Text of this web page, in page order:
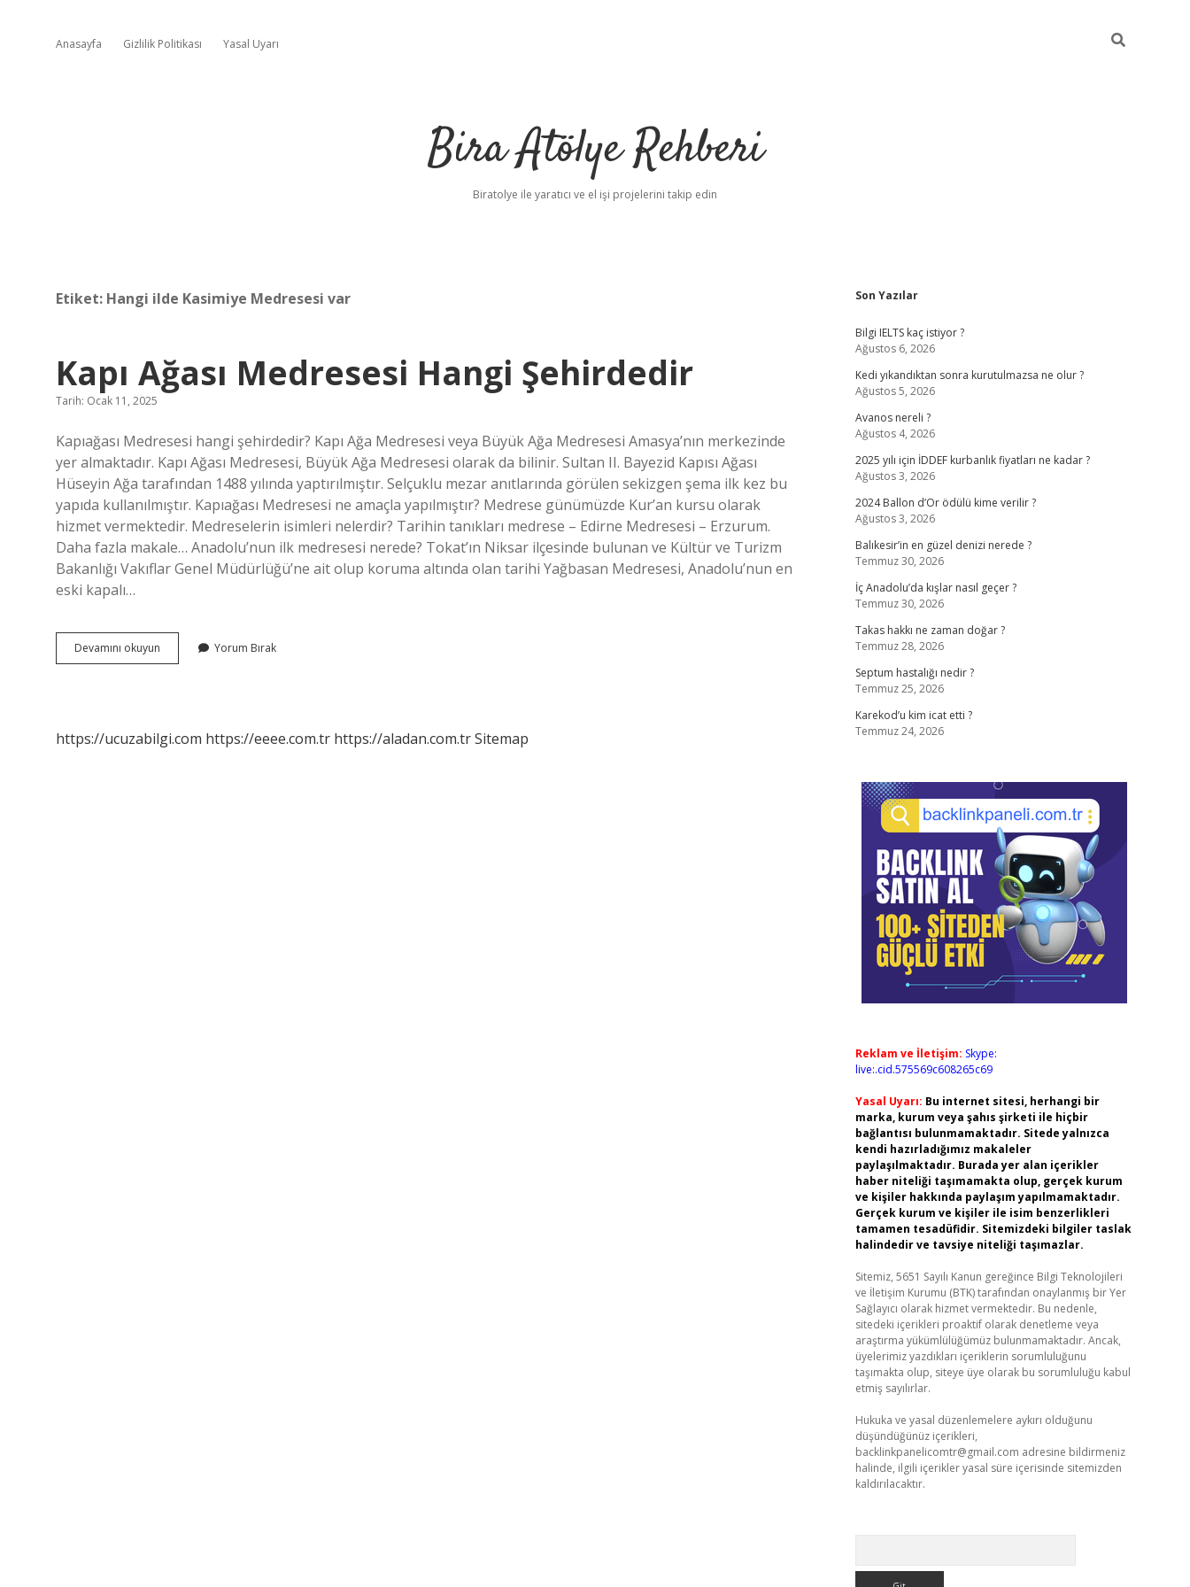
Anasayfa Gizlilik Politikası Yasal Uyarı
Bira Atölye Rehberi
Biratolye ile yaratıcı ve el işi projelerini takip edin
Etiket: Hangi ilde Kasimiye Medresesi var
Kapı Ağası Medresesi Hangi Şehirdedir
Tarih: Ocak 11, 2025
Kapıağası Medresesi hangi şehirdedir? Kapı Ağa Medresesi veya Büyük Ağa Medresesi Amasya’nın merkezinde
yer almaktadır. Kapı Ağası Medresesi, Büyük Ağa Medresesi olarak da bilinir. Sultan II. Bayezid Kapısı Ağası
Hüseyin Ağa tarafından 1488 yılında yaptırılmıştır. Selçuklu mezar anıtlarında görülen sekizgen şema ilk kez bu
yapıda kullanılmıştır. Kapıağası Medresesi ne amaçla yapılmıştır? Medrese günümüzde Kur’an kursu olarak
hizmet vermektedir. Medreselerin isimleri nelerdir? Tarihin tanıkları medrese – Edirne Medresesi – Erzurum.
Daha fazla makale… Anadolu’nun ilk medresesi nerede? Tokat’ın Niksar ilçesinde bulunan ve Kültür ve Turizm
Bakanlığı Vakıflar Genel Müdürlüğü’ne ait olup koruma altında olan tarihi Yağbasan Medresesi, Anadolu’nun en
eski kapalı…
Devamını okuyun
Ağası
Yorum Bırak
https://ucuzabilgi.com https://eeee.com.tr https://aladan.com.trSitemap
Sidebar
Son Yazılar
Bilgi IELTS kaç istiyor ?
Ağustos 6, 2026
Kedi yıkandıktan sonra kurutulmazsa ne olur ?
Ağustos 5, 2026
Avanos nereli ?
Ağustos 4, 2026
2025 yılı için İDDEF kurbanlık fiyatları ne kadar ?
Ağustos 3, 2026
2024 Ballon d’Or ödülü kime verilir ?
Ağustos 3, 2026
Balıkesir’in en güzel denizi nerede ?
Temmuz 30, 2026
İç Anadolu’da kışlar nasıl geçer ?
Temmuz 30, 2026
Takas hakkı ne zaman doğar ?
Temmuz 28, 2026
Septum hastalığı nedir ?
Temmuz 25, 2026
Karekod’u kim icat etti ?
Temmuz 24, 2026
Reklam ve İletişim: Skype:
live:.cid.575569c608265c69
Yasal Uyarı: Bu internet sitesi, herhangi bir
marka, kurum veya şahıs şirketi ile hiçbir
bağlantısı bulunmamaktadır. Sitede yalnızca
kendi hazırladığımız makaleler
paylaşılmaktadır. Burada yer alan içerikler
haber niteliği taşımamakta olup, gerçek kurum
ve kişiler hakkında paylaşım yapılmamaktadır.
Gerçek kurum ve kişiler ile isim benzerlikleri
tamamen tesadüfidir. Sitemizdeki bilgiler taslak
halindedir ve tavsiye niteliği taşımazlar.
Sitemiz, 5651 Sayılı Kanun gereğince Bilgi Teknolojileri
ve İletişim Kurumu (BTK) tarafından onaylanmış bir Yer
Sağlayıcı olarak hizmet vermektedir. Bu nedenle,
sitedeki içerikleri proaktif olarak denetleme veya
araştırma yükümlülüğümüz bulunmamaktadır. Ancak,
üyelerimiz yazdıkları içeriklerin sorumluluğunu
taşımakta olup, siteye üye olarak bu sorumluluğu kabul
etmiş sayılırlar.
Hukuka ve yasal düzenlemelere aykırı olduğunu
düşündüğünüz içerikleri,
backlinkpanelicomtr@gmail.com adresine bildirmeniz
halinde, ilgili içerikler yasal süre içerisinde sitemizden
kaldırılacaktır.
ilbetbetci